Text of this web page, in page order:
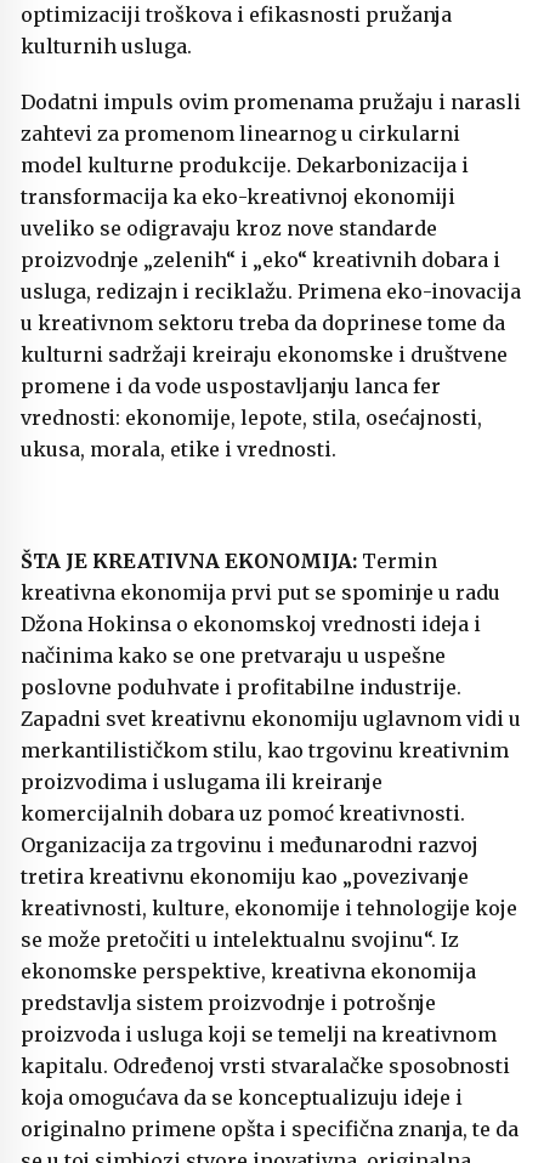
optimizaciji troškova i efikasnosti pružanja
kulturnih usluga.
Dodatni impuls ovim promenama pružaju i narasli
zahtevi za promenom linearnog u cirkularni
model kulturne produkcije. Dekarbonizacija i
transformacija ka eko-kreativnoj ekonomiji
uveliko se odigravaju kroz nove standarde
proizvodnje „zelenih“ i „eko“ kreativnih dobara i
usluga, redizajn i reciklažu. Primena eko-inovacija
u kreativnom sektoru treba da doprinese tome da
kulturni sadržaji kreiraju ekonomske i društvene
promene i da vode uspostavljanju lanca fer
vrednosti: ekonomije, lepote, stila, osećajnosti,
ukusa, morala, etike i vrednosti.
ŠTA JE KREATIVNA EKONOMIJA: Termin
kreativna ekonomija prvi put se spominje u radu
Džona Hokinsa o ekonomskoj vrednosti ideja i
načinima kako se one pretvaraju u uspešne
poslovne poduhvate i profitabilne industrije.
Zapadni svet kreativnu ekonomiju uglavnom vidi u
merkantilističkom stilu, kao trgovinu kreativnim
proizvodima i uslugama ili kreiranje
komercijalnih dobara uz pomoć kreativnosti.
Organizacija za trgovinu i međunarodni razvoj
tretira kreativnu ekonomiju kao „povezivanje
kreativnosti, kulture, ekonomije i tehnologije koje
se može pretočiti u intelektualnu svojinu“. Iz
ekonomske perspektive, kreativna ekonomija
predstavlja sistem proizvodnje i potrošnje
proizvoda i usluga koji se temelji na kreativnom
kapitalu. Određenoj vrsti stvaralačke sposobnosti
koja omogućava da se konceptualizuju ideje i
originalno primene opšta i specifična znanja, te da